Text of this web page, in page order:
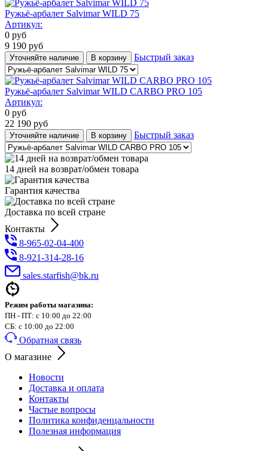
Ружьё-арбалет Salvimar WILD 75
Артикул:
0 руб
9 190 руб
Уточняйте наличие В корзину Быстрый заказ
Ружьё-арбалет Salvimar WILD CARBO PRO 105
Артикул:
0 руб
22 190 руб
Уточняйте наличие В корзину Быстрый заказ
14 дней на возврат/обмен товара
Гарантия качества
Доставка по всей стране
Контакты
8-965-02-04-400
8-921-314-28-16
sales.starfish@bk.ru
Режим работы магазина:
ПН - ПТ: с 10:00 до 22:00
СБ: с 10:00 до 22:00
Обратная связь
О магазине
Новости
Доставка и оплата
Контакты
Частые вопросы
Политика конфиденцальности
Полезная информация